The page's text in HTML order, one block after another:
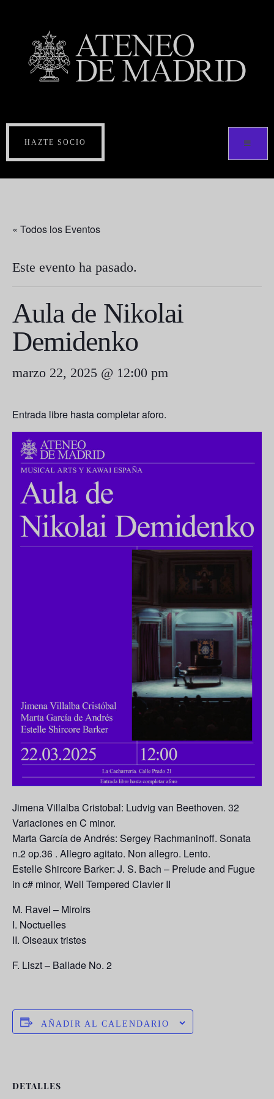
HAZTE SOCIO
« Todos los Eventos
Este evento ha pasado.
Aula de Nikolai
Demidenko
marzo 22, 2025 @ 12:00 pm
Entrada libre hasta completar aforo.
Jimena Villalba Cristobal: Ludvig van Beethoven. 32
Variaciones en C minor.
Marta García de Andrés: Sergey Rachmaninoff. Sonata
n.2 op.36 . Allegro agitato. Non allegro. Lento.
Estelle Shircore Barker: J. S. Bach – Prelude and Fugue
in c# minor, Well Tempered Clavier II
M. Ravel – Miroirs
I. Noctuelles
II. Oiseaux tristes
F. Liszt – Ballade No. 2
AÑADIR AL CALENDARIO
DETALLES